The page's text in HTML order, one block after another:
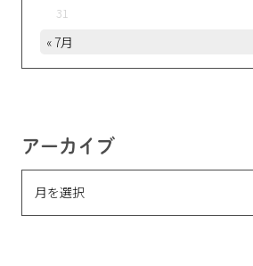
31
« 7月
アーカイブ